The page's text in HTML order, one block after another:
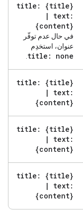
title: {title}
|
text:
{content}
في حال عدم توفّر
عنوان، استخدِم
title: none
title: {title}
|
text:
{content}
title: {title}
|
text:
{content}
title: {title}
|
text:
{content}